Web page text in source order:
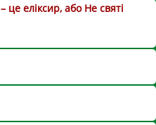
еліксир, або Не святі